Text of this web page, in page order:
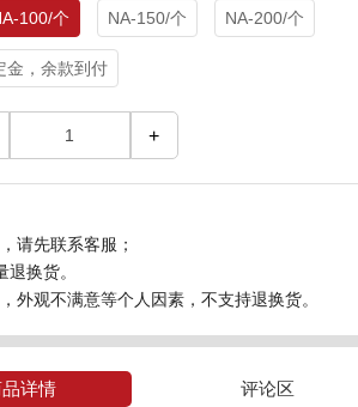
100/个 NA-150/个 NA-200/个
金，余款到付
+
请先联系客服；
换货。
外观不满意等个人因素，不支持退换货。
详情 评论区